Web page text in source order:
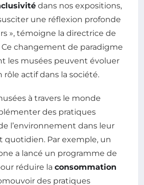
dans nos expositions,
une réflexion profonde
», témoigne la directrice de
Ce changement de paradigme
les musées peuvent évoluer
actif dans la société.
à travers le monde
des pratiques
l’environnement dans leur
Par exemple, un
a lancé un programme de
réduire la consommation
des pratiques